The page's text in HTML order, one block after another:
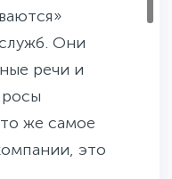
Они
речи и
же самое
это